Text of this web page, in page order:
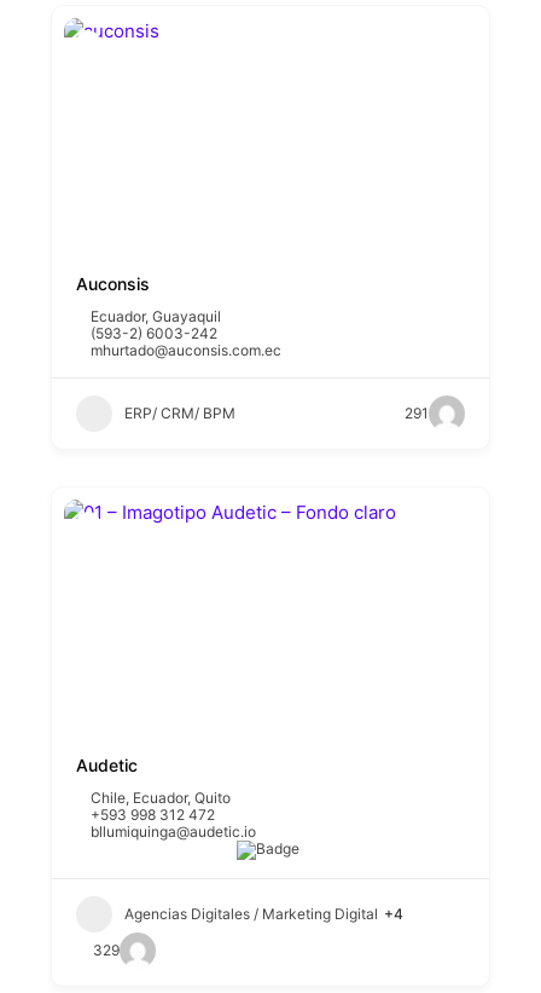
Auconsis
Ecuador,Guayaquil
(593-2) 6003-242
mhurtado@auconsis.com.ec
ERP/ CRM/ BPM 291
Audetic
Chile, Ecuador,Quito
+593 998 312 472
bllumiquinga@audetic.io
Agencias Digitales / Marketing Digital +4
329